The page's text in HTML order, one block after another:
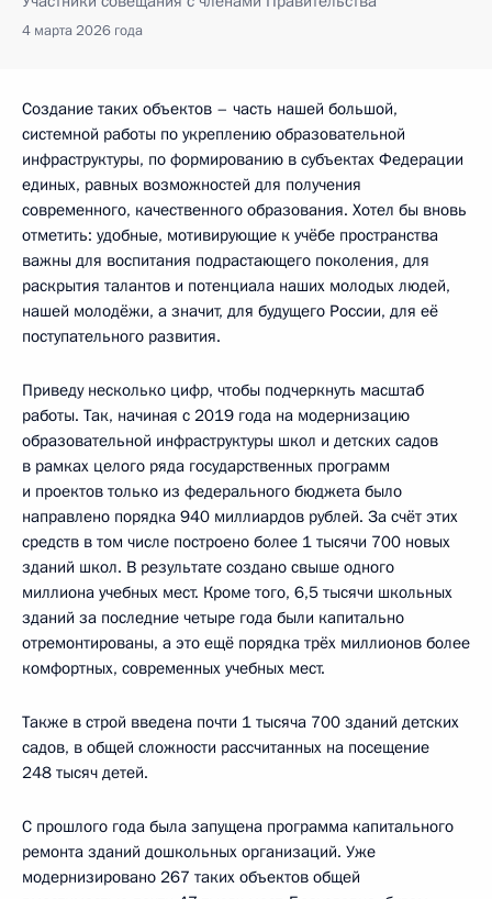
4 марта 2026 года
Создание таких объектов – часть нашей большой,
системной работы по укреплению образовательной
инфраструктуры, по формированию в субъектах Федерации
единых, равных возможностей для получения
современного, качественного образования. Хотел бы вновь
отметить: удобные, мотивирующие к учёбе пространства
важны для воспитания подрастающего поколения, для
раскрытия талантов и потенциала наших молодых людей,
нашей молодёжи, а значит, для будущего России, для её
поступательного развития.
Приведу несколько цифр, чтобы подчеркнуть масштаб
работы. Так, начиная с 2019 года на модернизацию
образовательной инфраструктуры школ и детских садов
в рамках целого ряда государственных программ
и проектов только из федерального бюджета было
направлено порядка 940 миллиардов рублей. За счёт этих
средств в том числе построено более 1 тысячи 700 новых
зданий школ. В результате создано свыше одного
миллиона учебных мест. Кроме того, 6,5 тысячи школьных
зданий за последние четыре года были капитально
отремонтированы, а это ещё порядка трёх миллионов более
комфортных, современных учебных мест.
Также в строй введена почти 1 тысяча 700 зданий детских
садов, в общей сложности рассчитанных на посещение
248 тысяч детей.
С прошлого года была запущена программа капитального
ремонта зданий дошкольных организаций. Уже
модернизировано 267 таких объектов общей